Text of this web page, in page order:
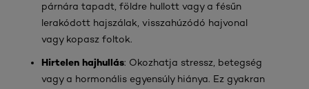
párnára tapadt, földre hullott vagy a fésűn
lerakódott hajszálak, visszahúzódó hajvonal
vagy kopasz foltok.
Hirtelen hajhullás: Okozhatja stressz, betegség
vagy a hormonális egyensúly hiánya. Ez gyakran